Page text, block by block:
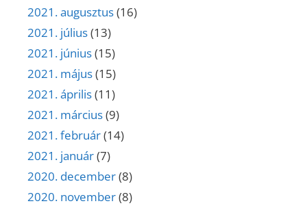
2021. augusztus(16)
2021. július(13)
2021. június(15)
2021. május(15)
2021. április(11)
2021. március(9)
2021. február(14)
2021. január(7)
2020. december(8)
2020. november(8)